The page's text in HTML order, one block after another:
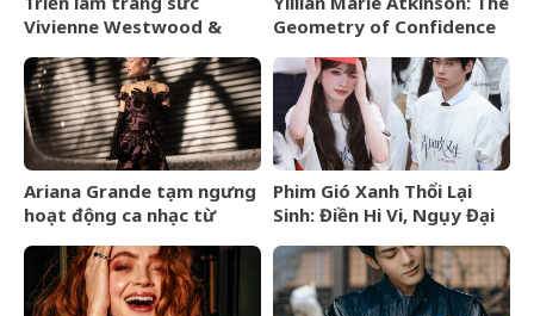
Vivienne Westwood &
vào tháng 9/2026
Geometry of Confidence
Ariana Grande tạm ngưng
hoạt động ca nhạc từ
Phim Gió Xanh Thổi Lại
Sinh: Điền Hi Vi, Ngụy Đại
thượng lưu